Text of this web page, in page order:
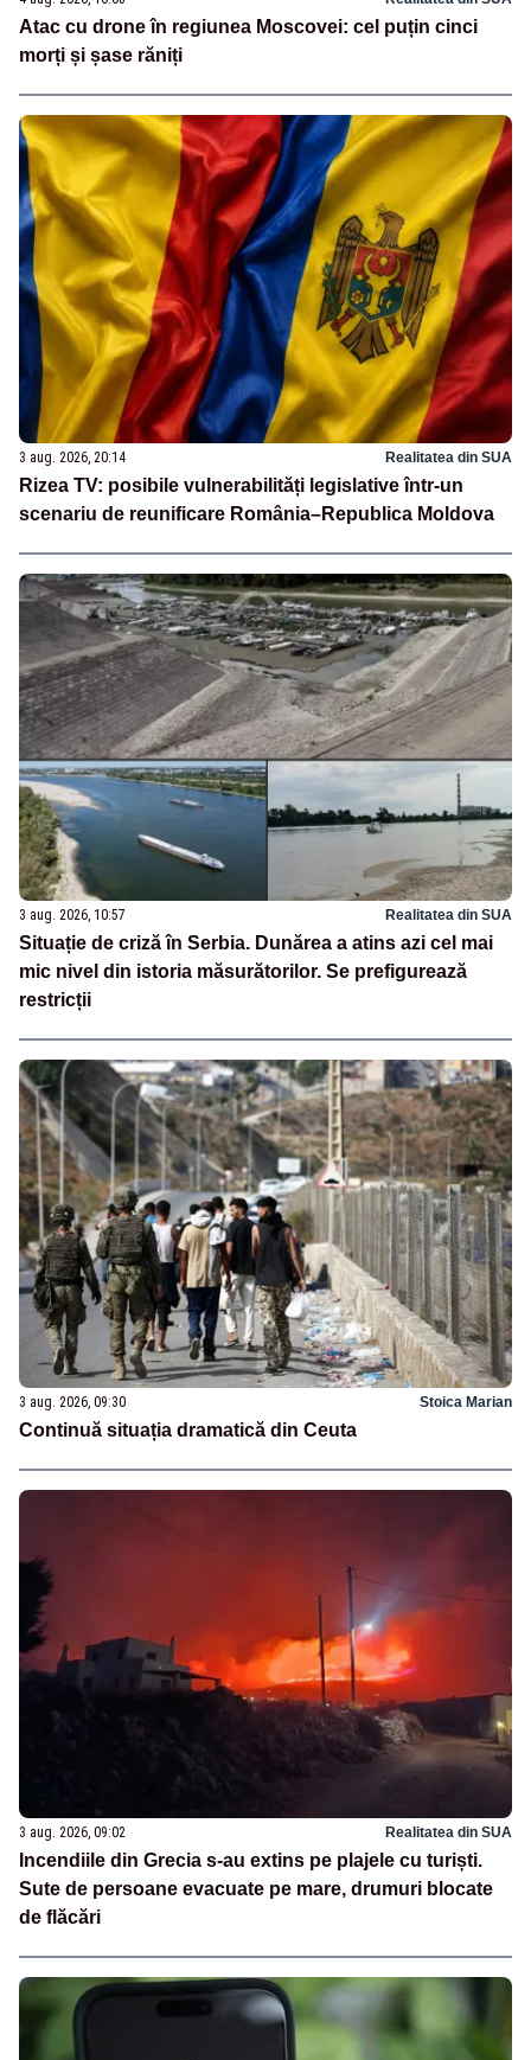
Atac cu drone în regiunea Moscovei: cel puțin cinci
morți și șase răniți
3 aug. 2026, 20:14 Realitatea din SUA
Rizea TV: posibile vulnerabilități legislative într-un
scenariu de reunificare România–Republica Moldova
3 aug. 2026, 10:57 Realitatea din SUA
Situație de criză în Serbia. Dunărea a atins azi cel mai
mic nivel din istoria măsurătorilor. Se prefigurează
restricții
3 aug. 2026, 09:30 Stoica Marian
Continuă situația dramatică din Ceuta
3 aug. 2026, 09:02 Realitatea din SUA
Incendiile din Grecia s-au extins pe plajele cu turiști.
Sute de persoane evacuate pe mare, drumuri blocate
de flăcări